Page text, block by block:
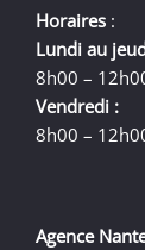
Horaires :
Lundi au
8h00 –
Vendredi :
8h00 –
Agence